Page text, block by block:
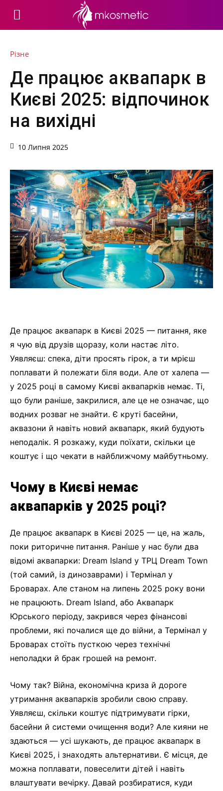
Різне
Де працює аквапарк в
Києві 2025: відпочинок
на вихідні
10 Липня 2025
Де працює аквапарк в Києві 2025 — питання, яке
я чую від друзів щоразу, коли настає літо.
Уявляєш: спека, діти просять гірок, а ти мрієш
поплавати й полежати біля води. Але от халепа —
у 2025 році в самому Києві аквапарків немає. Ті,
що були раніше, закрилися, але це не означає, що
водних розваг не знайти. Є круті басейни,
аквазони й навіть новий аквапарк, який будують
неподалік. Я розкажу, куди поїхати, скільки це
коштує і що чекати в найближчому майбутньому.
Чому в Києві немає
аквапарків у 2025 році?
Де працює аквапарк в Києві 2025 — це, на жаль,
поки риторичне питання. Раніше у нас були два
відомі аквапарки: Dream Island у ТРЦ Dream Town
(той самий, із динозаврами) і Термінал у
Броварах. Але станом на липень 2025 року вони
не працюють. Dream Island, або Аквапарк
Юрського періоду, закрився через фінансові
проблеми, які почалися ще до війни, а Термінал у
Броварах стоїть пусткою через технічні
неполадки й брак грошей на ремонт.
Чому так? Війна, економічна криза й дороге
утримання аквапарків зробили свою справу.
Уявляєш, скільки коштує підтримувати гірки,
басейни й системи очищення води? Але кияни не
здаються — усі шукають, де працює аквапарк в
Києві 2025, і знаходять альтернативи. Є місця, де
можна поплавати, повеселити дітей і навіть
влаштувати вечірку. Давай розбиратися, куди